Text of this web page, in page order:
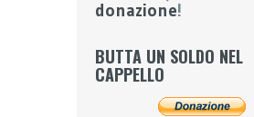
donazione!
BUTTA UN SOLDO NEL
CAPPELLO